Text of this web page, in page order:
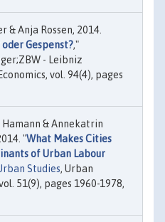
Anja Rossen, 2014.
Gespenst?,"
- Leibniz
vol. 94(4), pages
& Annekatrin
"What Makes Cities
of Urban Labour
Studies, Urban
51(9), pages 1960-1978,